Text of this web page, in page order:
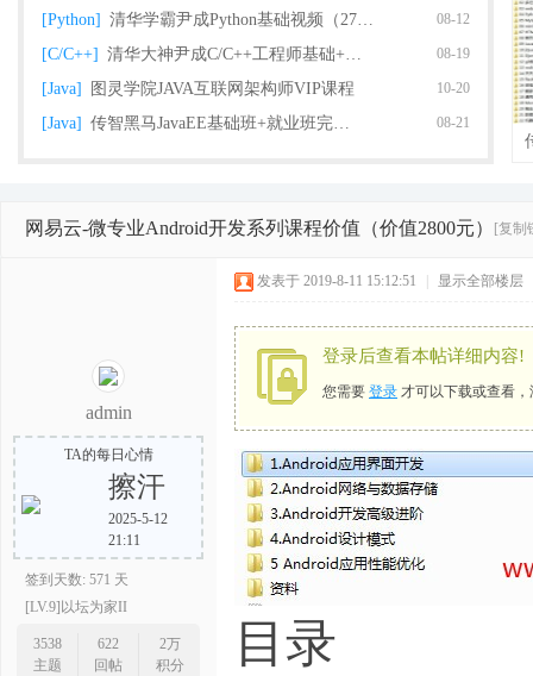
程
[Python] 清华学霸尹成Python基础视频（27天完整版课 08-12
[C/C++] 清华大神尹成C/C++工程师基础+就业课程（93 08-19
[Java] 图灵学院JAVA互联网架构师VIP课程 10-20
[Java] 传智黑马JavaEE基础班+就业班完整版（2018 08-21
网易云-微专业Android开发系列课程价值（价值2800元） [复制
admin
TA的每日心情
擦汗
2025-5-12
21:11
签到天数: 571 天
[LV.9]以坛为家II
3538
主题
622
回帖
2万
积分
发表于 2019-8-11 15:12:51 显示全部楼层
登录后查看本帖详细内容!
您需要 登录 才可以下载或查看
目录